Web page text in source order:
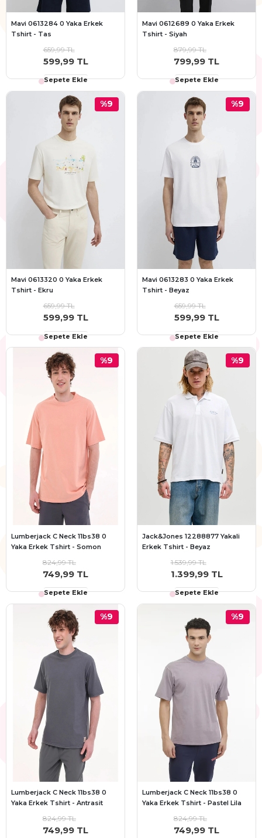
Mavi 0613284 0 Yaka Erkek
Tshirt - Tas
659,99 TL
599,99 TL
Sepete Ekle
Mavi 0612689 0 Yaka Erkek
Tshirt - Siyah
879,99 TL
799,99 TL
Sepete Ekle
%9
Mavi 0613320 0 Yaka Erkek
Tshirt - Ekru
659,99 TL
599,99 TL
Sepete Ekle
%9
Mavi 0613283 0 Yaka Erkek
Tshirt - Beyaz
659,99 TL
599,99 TL
Sepete Ekle
%9
Lumberjack C Neck 11bs38 0
Yaka Erkek Tshirt - Somon
824,99 TL
749,99 TL
Sepete Ekle
%9
Jack&Jones 12288877 Yakali
Erkek Tshirt - Beyaz
1.539,99 TL
1.399,99 TL
Sepete Ekle
%9
Lumberjack C Neck 11bs38 0
Yaka Erkek Tshirt - Antrasit
824,99 TL
749,99 TL
%9
Lumberjack C Neck 11bs38 0
Yaka Erkek Tshirt - Pastel Lila
824,99 TL
749,99 TL